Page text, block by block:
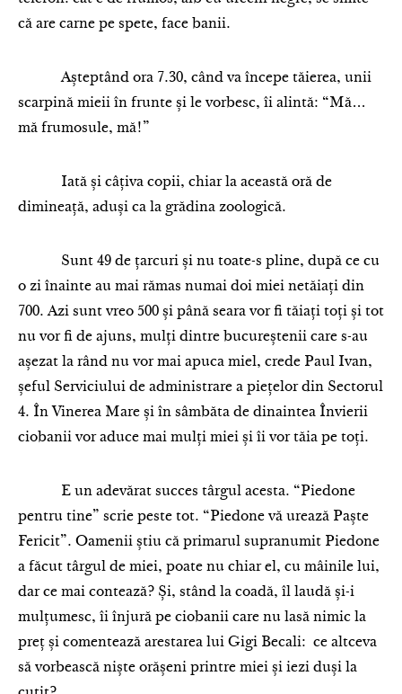
că are carne pe spete, face banii.
Așteptând ora 7.30, când va începe tăierea, unii
scarpină mieii în frunte și le vorbesc, îi alintă: “Mă…
mă frumosule, mă!”
Iată și câțiva copii, chiar la această oră de
dimineață, aduși ca la grădina zoologică.
Sunt 49 de țarcuri și nu toate-s pline, după ce cu
o zi înainte au mai rămas numai doi miei netăiați din
700. Azi sunt vreo 500 și până seara vor fi tăiați toți și tot
nu vor fi de ajuns, mulți dintre bucureștenii care s-au
așezat la rând nu vor mai apuca miel, crede Paul Ivan,
șeful Serviciului de administrare a piețelor din Sectorul
4. În Vinerea Mare și în sâmbăta de dinaintea Învierii
ciobanii vor aduce mai mulți miei și îi vor tăia pe toți.
E un adevărat succes târgul acesta. “Piedone
pentru tine” scrie peste tot. “Piedone vă urează Paște
Fericit”. Oamenii știu că primarul supranumit Piedone
a făcut târgul de miei, poate nu chiar el, cu mâinile lui,
dar ce mai contează? Și, stând la coadă, îl laudă și-i
mulțumesc, îi înjură pe ciobanii care nu lasă nimic la
preț și comentează arestarea lui Gigi Becali: ce altceva
să vorbească niște orășeni printre miei și iezi duși la